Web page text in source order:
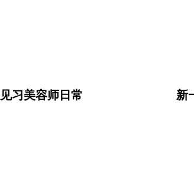
习美容师日常
新